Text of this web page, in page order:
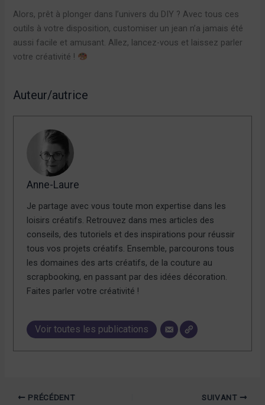
Alors, prêt à plonger dans l’univers du DIY ? Avec tous ces
outils à votre disposition, customiser un jean n’a jamais été
aussi facile et amusant. Allez, lancez-vous et laissez parler
votre créativité !
Auteur/autrice
Anne-Laure
Je partage avec vous toute mon expertise dans les
loisirs créatifs. Retrouvez dans mes articles des
conseils, des tutoriels et des inspirations pour réussir
tous vos projets créatifs. Ensemble, parcourons tous
les domaines des arts créatifs, de la couture au
scrapbooking, en passant par des idées décoration.
Faites parler votre créativité !
Voir toutes les publications
PRÉCÉDENT SUIVANT